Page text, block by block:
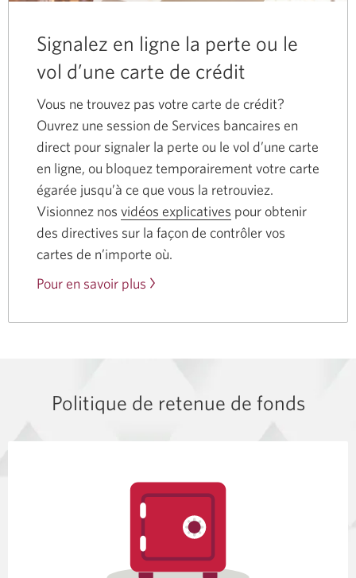
Signalez en ligne la perte ou le
vol d’une carte de crédit
Vous ne trouvez pas votre carte de crédit?
Ouvrez une session de Services bancaires en
direct pour signaler la perte ou le vol d’une carte
en ligne, ou bloquez temporairement votre carte
égarée jusqu’à ce que vous la retrouviez.
Visionnez nos vidéos explicatives pour obtenir
des directives sur la façon de contrôler vos
cartes de n’importe où.
Pour en savoir plus sur
gestion
de
Politique de retenue de fonds